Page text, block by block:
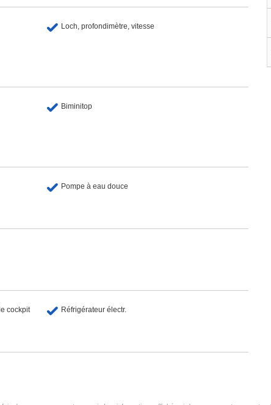
Loch, profondimètre, vitesse
Biminitop
Pompe à eau douce
cockpit Réfrigérateur électr.